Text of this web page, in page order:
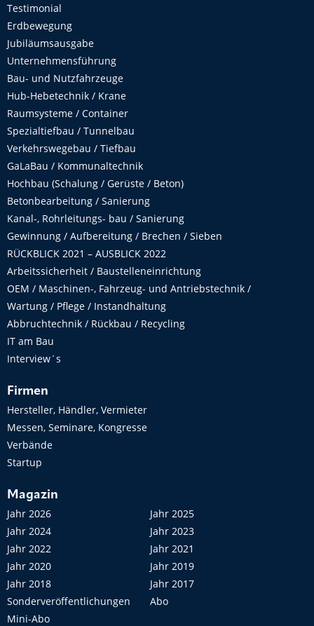
Testimonial
Erdbewegung
Jubiläumsausgabe
Unternehmensführung
Bau- und Nutzfahrzeuge
Hub-Hebetechnik / Krane
Raumsysteme / Container
Spezialtiefbau / Tunnelbau
Verkehrswegebau / Tiefbau
GaLaBau / Kommunaltechnik
Hochbau (Schalung / Gerüste / Beton)
Betonbearbeitung / Sanierung
Kanal-, Rohrleitungs- bau / Sanierung
Gewinnung / Aufbereitung / Brechen / Sieben
RÜCKBLICK 2021 – AUSBLICK 2022
Arbeitssicherheit / Baustelleneinrichtung
OEM / Maschinen-, Fahrzeug- und Antriebstechnik /
Wartung / Pflege / Instandhaltung
Abbruchtechnik / Rückbau / Recycling
IT am Bau
Interview´s
Firmen
Hersteller, Händler, Vermieter
Messen, Seminare, Kongresse
Verbände
Startup
Magazin
Jahr 2026
Jahr 2025
Jahr 2024
Jahr 2023
Jahr 2022
Jahr 2021
Jahr 2020
Jahr 2019
Jahr 2018
Jahr 2017
Sonderveröffentlichungen
Abo
Mini-Abo